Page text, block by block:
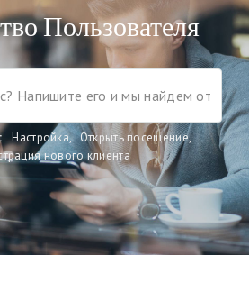
Пользователя
Настройка, Открыть посещение,
нового клиента